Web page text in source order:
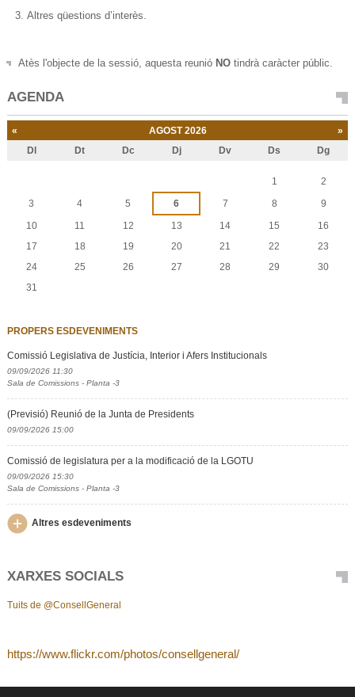
Altres qüestions d’interès.
Atès l'objecte de la sessió, aquesta reunió NO tindrà caràcter públic.
AGENDA
« AGOST 2026 »
Dl Dt Dc Dj Dv Ds Dg
1
2
3
4 5 6 7 8
9
10
11 12 13 14 15
16
17
18 19 20 21 22
23
24
25 26 27 28 29
30
31
PROPERS ESDEVENIMENTS
Comissió Legislativa de Justícia, Interior i Afers Institucionals
09/09/2026 11:30
Sala de Comissions - Planta -3
(Previsió) Reunió de la Junta de Presidents
09/09/2026 15:00
Comissió de legislatura per a la modificació de la LGOTU
09/09/2026 15:30
Sala de Comissions - Planta -3
Altres esdeveniments
XARXES SOCIALS
Tuits de @ConsellGeneral
https://www.flickr.com/photos/consellgeneral/